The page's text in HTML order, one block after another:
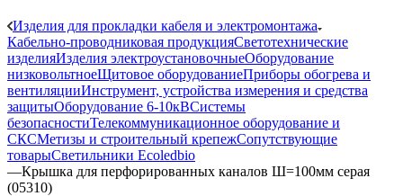
Изделия для прокладки кабеля и электромонтажа
Кабельно-проводниковая продукцияСветотехнические
изделияИзделия электроустановочныеОборудование
низковольтноеЩитовое оборудованиеПриборы обогрева и
вентиляцииИнструмент, устройства измерения и средства
защитыОборудование 6-10кВСистемы
безопасностиТелекоммуникационное оборудование и
СКСМетизы и строительный крепежСопутствующие
товарыСветильники Ecoledbio
—Крышка для перфорированных каналов Ш=100мм серая
(05310)